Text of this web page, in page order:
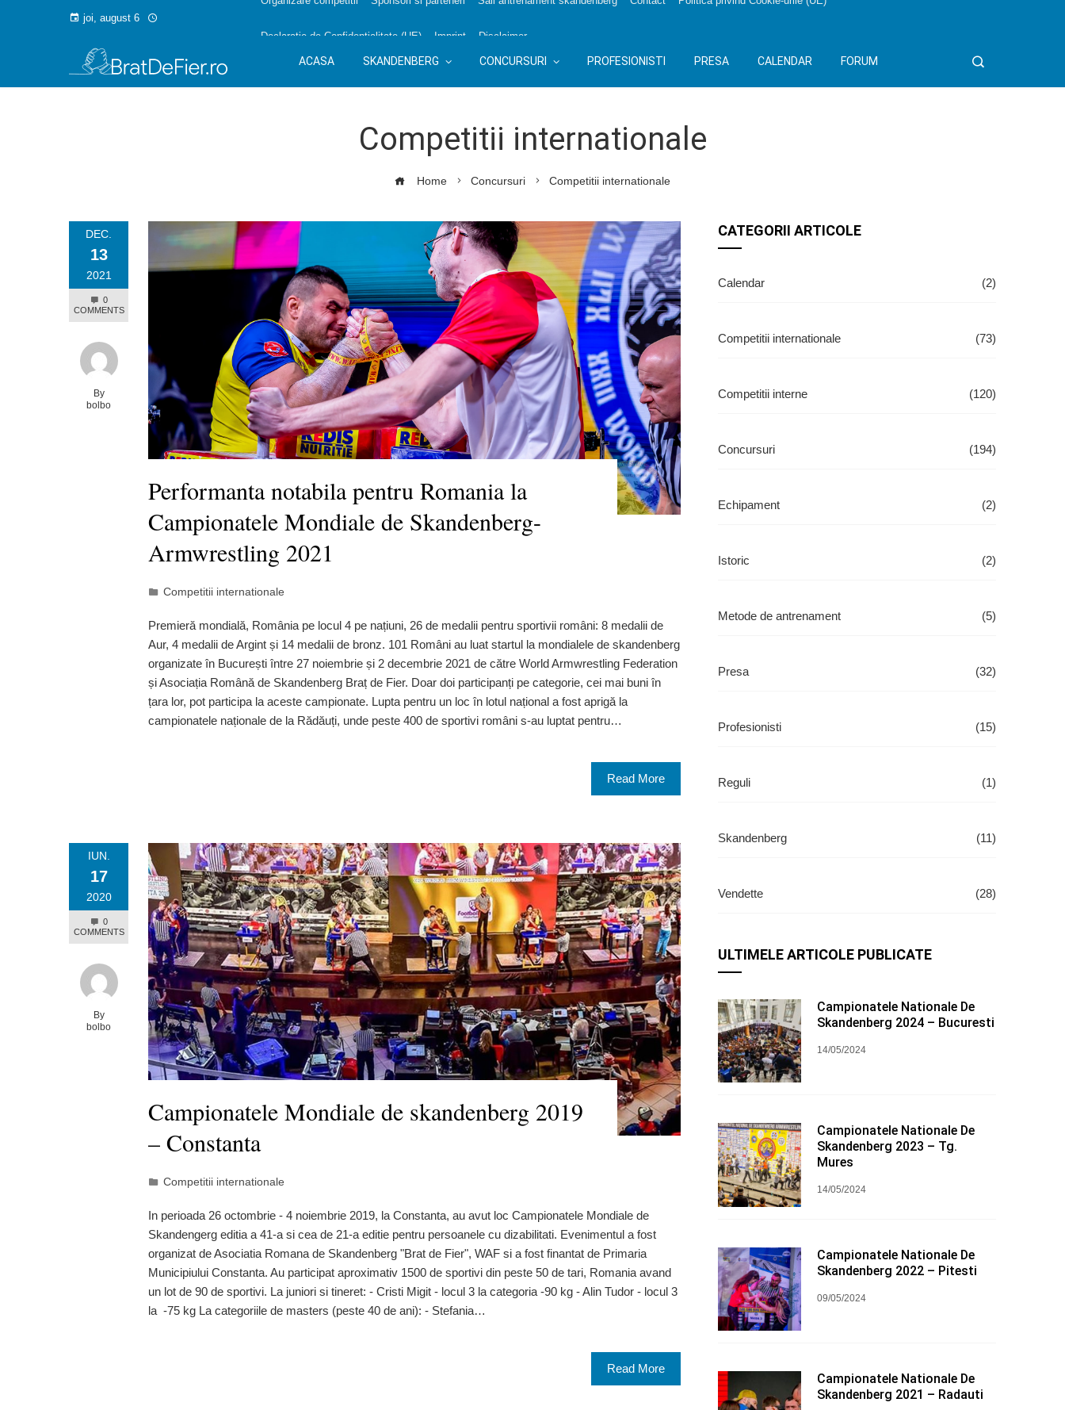
joi, august 6
Declarație de Confidențialitate (UE) Imprint Disclaimer
ACASA SKANDENBERG CONCURSURI PROFESIONISTI PRESA CALENDAR FORUM
Competitii internationale
Home Concursuri Competitii internationale
DEC.
13
2021
0
COMMENTS
By
bolbo
Performanta notabila pentru Romania la
Campionatele Mondiale de Skandenberg-
Armwrestling 2021
Competitii internationale
Premieră mondială, România pe locul 4 pe națiuni, 26 de medalii pentru sportivii români: 8 medalii de
Aur, 4 medalii de Argint și 14 medalii de bronz. 101 Români au luat startul la mondialele de skandenberg
organizate în București între 27 noiembrie și 2 decembrie 2021 de către World Armwrestling Federation
și Asociația Română de Skandenberg Braț de Fier. Doar doi participanți pe categorie, cei mai buni în
țara lor, pot participa la aceste campionate. Lupta pentru un loc în lotul național a fost aprigă la
campionatele naționale de la Rădăuți, unde peste 400 de sportivi români s-au luptat pentru…
Read More
IUN.
17
2020
0
COMMENTS
By
bolbo
Campionatele Mondiale de skandenberg 2019
– Constanta
Competitii internationale
In perioada 26 octombrie - 4 noiembrie 2019, la Constanta, au avut loc Campionatele Mondiale de
Skandengerg editia a 41-a si cea de 21-a editie pentru persoanele cu dizabilitati. Evenimentul a fost
organizat de Asociatia Romana de Skandenberg "Brat de Fier", WAF si a fost finantat de Primaria
Municipiului Constanta. Au participat aproximativ 1500 de sportivi din peste 50 de tari, Romania avand
un lot de 90 de sportivi. La juniori si tineret: - Cristi Migit - locul 3 la categoria -90 kg - Alin Tudor - locul 3
la -75 kg La categoriile de masters (peste 40 de ani): - Stefania…
Read More
CATEGORII ARTICOLE
Calendar (2)
Competitii internationale (73)
Competitii interne (120)
Concursuri (194)
Echipament (2)
Istoric (2)
Metode de antrenament (5)
Presa (32)
Profesionisti (15)
Reguli (1)
Skandenberg (11)
Vendette (28)
ULTIMELE ARTICOLE PUBLICATE
Campionatele Nationale De
Skandenberg 2024 – Bucuresti
14/05/2024
Campionatele Nationale De
Skandenberg 2023 – Tg.
Mures
14/05/2024
Campionatele Nationale De
Skandenberg 2022 – Pitesti
09/05/2024
Campionatele Nationale De
Skandenberg 2021 – Radauti